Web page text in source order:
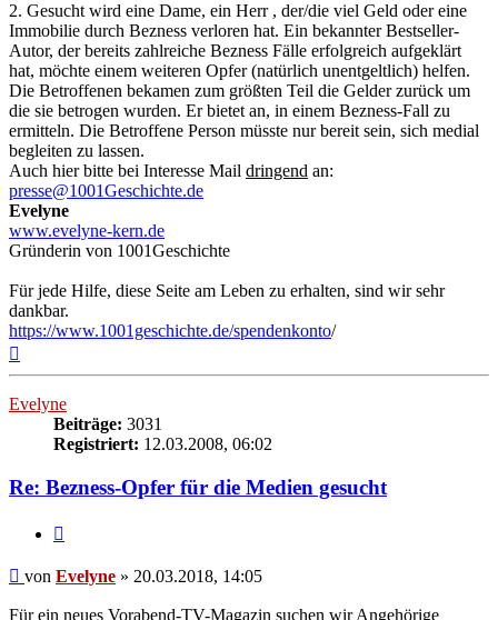
2. Gesucht wird eine Dame, ein Herr , der/die viel Geld oder eine
Immobilie durch Bezness verloren hat. Ein bekannter Bestseller-
Autor, der bereits zahlreiche Bezness Fälle erfolgreich aufgeklärt
hat, möchte einem weiteren Opfer (natürlich unentgeltlich) helfen.
Die Betroffenen bekamen zum größten Teil die Gelder zurück um
die sie betrogen wurden. Er bietet an, in einem Bezness-Fall zu
ermitteln. Die Betroffene Person müsste nur bereit sein, sich medial
begleiten zu lassen.
Auch hier bitte bei Interesse Mail dringend an:
presse@1001Geschichte.de
Evelyne
www.evelyne-kern.de
Gründerin von 1001Geschichte
Für jede Hilfe, diese Seite am Leben zu erhalten, sind wir sehr
dankbar.
https://www.1001geschichte.de/spendenkonto/
Evelyne
Beiträge: 3031
Registriert: 12.03.2008, 06:02
Re: Bezness-Opfer für die Medien gesucht
Beitrag
von Evelyne » 20.03.2018, 14:05
Für ein neues Vorabend-TV-Magazin suchen wir Angehörige